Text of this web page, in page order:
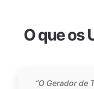
O que os
“O Gerador de